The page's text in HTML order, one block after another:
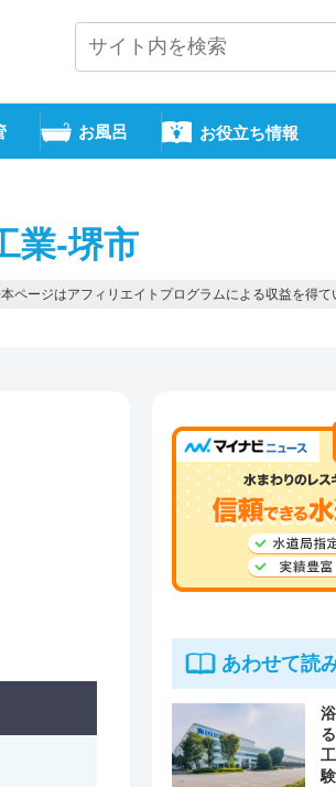
お風呂 お役立ち情報
業-堺市
ページはアフィリエイトプログラムによる収益を得て
あわせて読